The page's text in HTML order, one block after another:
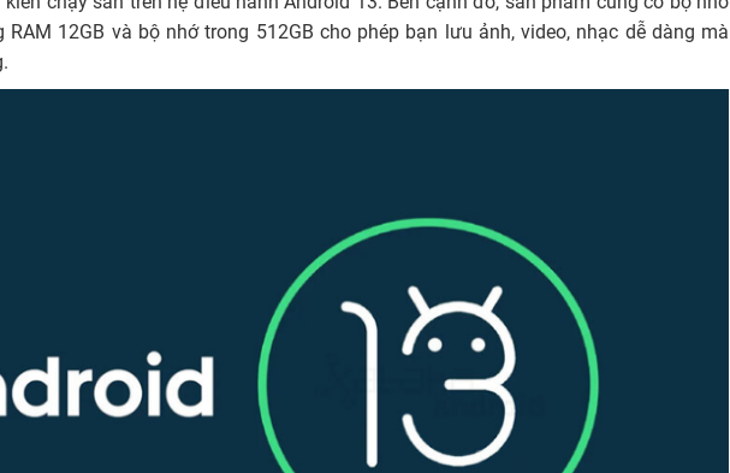
ngoài và kết nối USB-C được đặt ở phía dưới máy. Ở mặt sau, camera được bố trí
ở góc trên cùng bên trái, bao gồm ba ống kính và được tùy chỉnh bởi Leica - công ty
Ngay cả khi có trọng lượng hơn 200 gram, người sử dụng vẫn có thể cầm máy trên
Điều này một phần nhờ vào mặt trước và mặt sau được thiết kế cong ở các cạnh,
trên tay dễ chịu hơn so với thiết kế phẳng hay vuông.
tích hợp vi xử lý từ nhà Qualcomm
bị chip Snapdragon 8 Gen 2 mang tới hiệu năng vượt trội, đặc biệt khi nó được tích